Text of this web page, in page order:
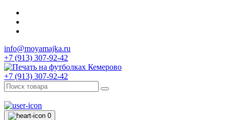
info@moyamajka.ru
+7 (913) 307-92-42
+7 (913) 307-92-42
0